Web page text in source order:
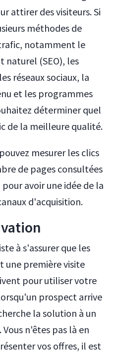
attirer des visiteurs. Si
méthodes de
notamment le
naturel (SEO), les
réseaux sociaux, la
et les programmes
déterminer quel
de la meilleure qualité.
mesurer les clics
de pages consultées
avoir une idée de la
d'acquisition.
à s'assurer que les
une première visite
pour utiliser votre
prospect arrive
la solution à un
n'êtes pas là en
vos offres, il est